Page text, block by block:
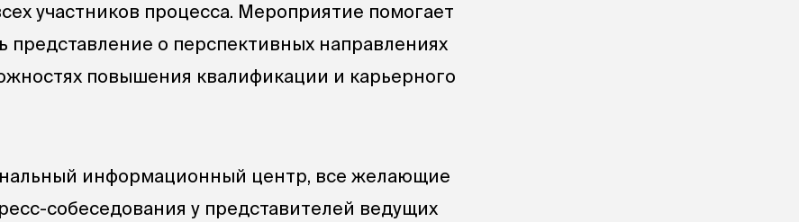
участников процесса. Мероприятие помогает
представление о перспективных направлениях
повышения квалификации и карьерного
информационный центр, все желающие
собеседования у представителей ведущих